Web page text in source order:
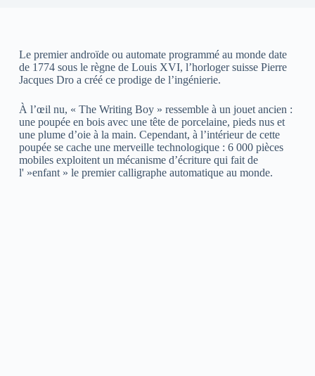
Le premier androïde ou automate programmé au monde date
de 1774 sous le règne de Louis XVI, l’horloger suisse Pierre
Jacques Dro a créé ce prodige de l’ingénierie.
À l’œil nu, « The Writing Boy » ressemble à un jouet ancien :
une poupée en bois avec une tête de porcelaine, pieds nus et
une plume d’oie à la main. Cependant, à l’intérieur de cette
poupée se cache une merveille technologique : 6 000 pièces
mobiles exploitent un mécanisme d’écriture qui fait de
l' »enfant » le premier calligraphe automatique au monde.